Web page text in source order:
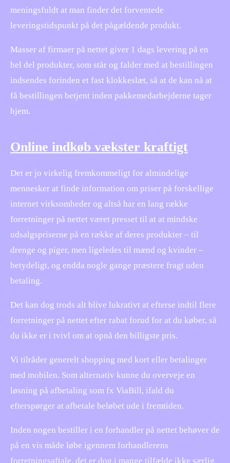
meningsfuldt at man finder det forventede
leveringstidspunkt på det pågældende produkt.
Masser af firmaer på nettet giver 1 dags levering på en
hel del produkter, som står og falder med at bestillingen
indsendes forinden et fast klokkeslæt, så at de kan nå at
få bestillingen betjent inden pakkemedarbejderne tager
hjem.
Online indkøb vækster kraftigt
Det er jo virkelig fremkommeligt for almindelige
mennesker at finde information om priser på forskellige
internet virksomheder og altså har en lang række
forretninger på nettet været presset til at at mindske
udsalgspriserne på en række af deres produkter – til
drenge og piger, men ligeledes til mænd og kvinder –
betydeligt, og endda nogle gange præstere fragt uden
betaling.
Det kan dog trods alt blive lukrativt at efterse indtil flere
forretninger på nettet efter rabat forud for at du køber, så
du ikke er i tvivl om at opnå den billigste pris.
Vi tilråder generelt shopping med kort eller betalinger
med mobilen. Som alternativ kunne du overveje en
løsning på afbetaling som fx ViaBill, ifald du
efterspørger at afbetale beløbet ude i fremtiden.
Inden nogen bestiller i en forhandler på nettet behøver de
på en vis måde løbe igennem forhandlerens
forretningsaftale, det er dog i mange tilfælde ikke særlig